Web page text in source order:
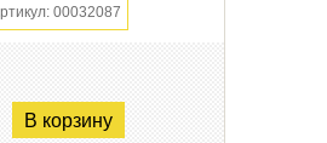
00032087
В корзину